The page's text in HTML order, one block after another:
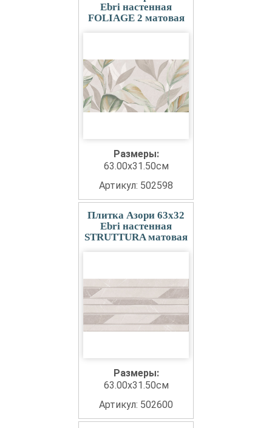
Ebri настенная
FOLIAGE 2 матовая
Размеры:
63.00x31.50см
Артикул: 502598
Плитка Азори 63x32
Ebri настенная
STRUTTURA матовая
Размеры:
63.00x31.50см
Артикул: 502600